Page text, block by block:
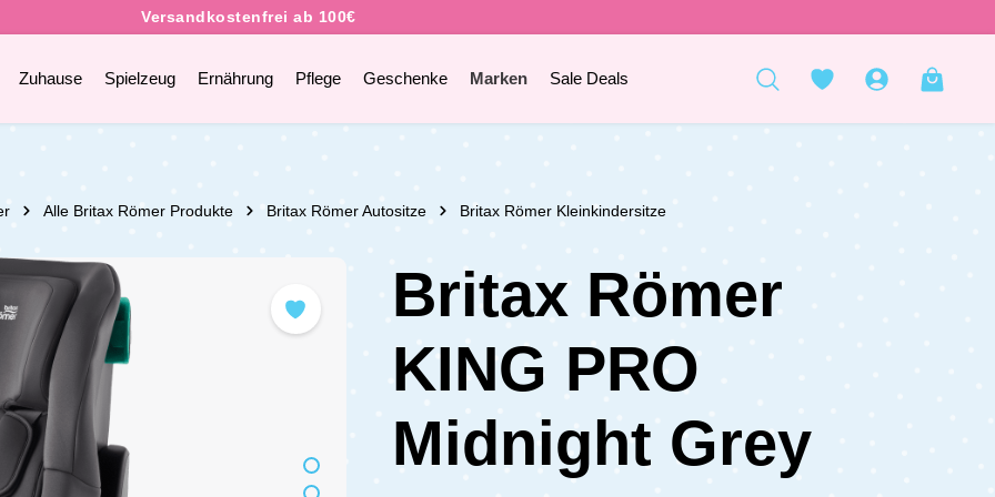
Zuhause Spielzeug Ernährung Pflege Geschenke Marken Sale Deals
Alle Britax Römer Produkte Britax Römer Autositze Britax Römer Kleinkindersitze
Britax Römer
KING PRO
Midnight Grey